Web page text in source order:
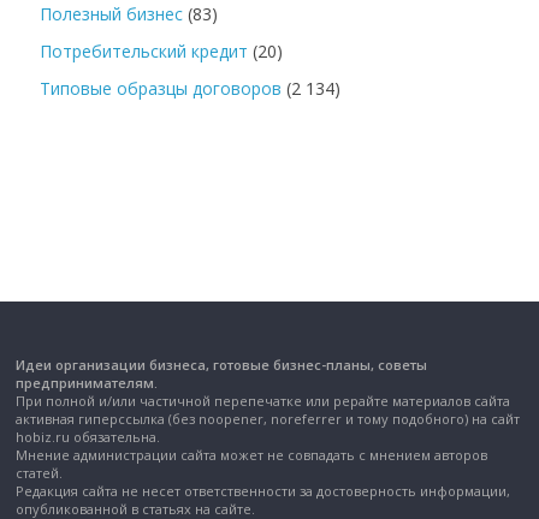
Полезный бизнес (83)
Потребительский кредит (20)
Типовые образцы договоров (2 134)
Идеи организации бизнеса, готовые бизнес-планы, советы
предпринимателям.
При полной и/или частичной перепечатке или рерайте материалов сайта
активная гиперссылка (без noopener, noreferrer и тому подобного) на сайт
hobiz.ru обязательна.
Мнение администрации сайта может не совпадать с мнением авторов
статей.
Редакция сайта не несет ответственности за достоверность информации,
опубликованной в статьях на сайте.